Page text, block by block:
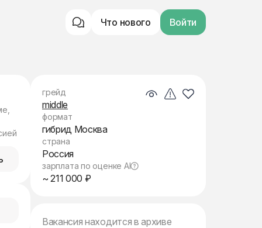
Что нового Войти
грейд
middle
формат
гибрид Москва
страна
Россия
зарплата по оценке AI
~ 211 000 ₽
Вакансия находится в архиве